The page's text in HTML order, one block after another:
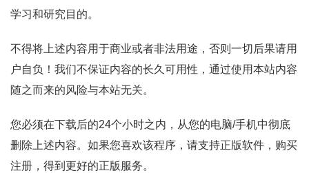
学习和研究目的。
不得将上述内容用于商业或者非法用途，否则一切后果请用
户自负！我们不保证内容的长久可用性，通过使用本站内容
随之而来的风险与本站无关。
您必须在下载后的24个小时之内，从您的电脑/手机中彻底
删除上述内容。如果您喜欢该程序，请支持正版软件，购买
注册，得到更好的正版服务。